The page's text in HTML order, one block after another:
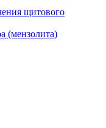
щитового
(мензолита)